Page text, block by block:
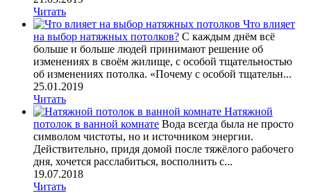
Читать
Что влияет
на выбор натяжных потолков? С каждым днём всё
больше и больше людей принимают решение об
изменениях в своём жилище, с особой тщательностью
об изменениях потолка. «Почему с особой тщательн...
25.01.2019
Читать
Натяжной
потолок в ванной комнате Вода всегда была не просто
символом чистоты, но и источником энергии.
Действительно, придя домой после тяжёлого рабочего
дня, хочется расслабиться, восполнить с...
19.07.2018
Читать